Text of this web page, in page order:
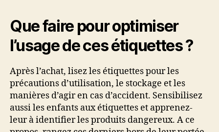
Que faire pour optimiser
l’usage de ces étiquettes ?
Après l’achat, lisez les étiquettes pour les
précautions d’utilisation, le stockage et les
manières d’agir en cas d’accident. Sensibilisez
aussi les enfants aux étiquettes et apprenez-
leur à identifier les produits dangereux. A ce